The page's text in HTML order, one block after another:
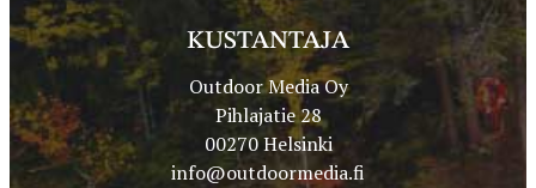
KUSTANTAJA
Outdoor Media Oy
Pihlajatie 28
00270 Helsinki
info@outdoormedia.fi